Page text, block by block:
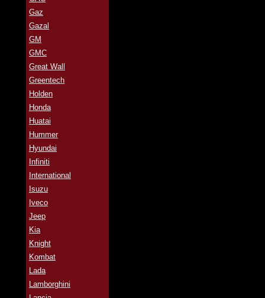
Gaz
Gazal
GM
GMC
Great Wall
Greentech
Holden
Honda
Huatai
Hummer
Hyundai
Infiniti
International
Isuzu
Iveco
Jeep
Kia
Knight
Kombat
Lada
Lamborghini